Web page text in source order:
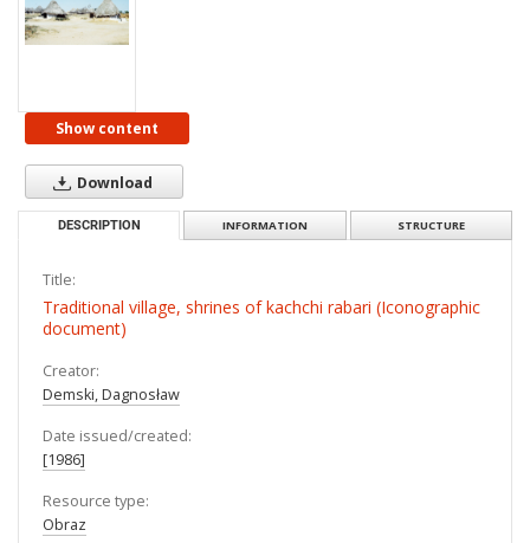
Show content
Download
DESCRIPTION INFORMATION STRUCTURE
Title:
Traditional village, shrines of kachchi rabari (Iconographic
document)
Creator:
Demski, Dagnosław
Date issued/created:
[1986]
Resource type:
Obraz